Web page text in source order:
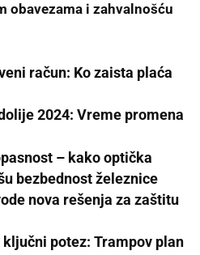
obavezama i zahvalnošću
račun: Ko zaista plaća
2024: Vreme promena
– kako optička
bezbednost železnice
nova rešenja za zaštitu
potez: Trampov plan